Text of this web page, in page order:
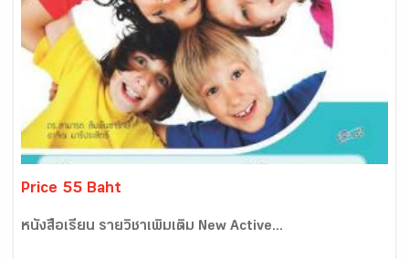
Price 55 Baht
หนังสือเรียน รายวิชาเพิ่มเติม New Active...